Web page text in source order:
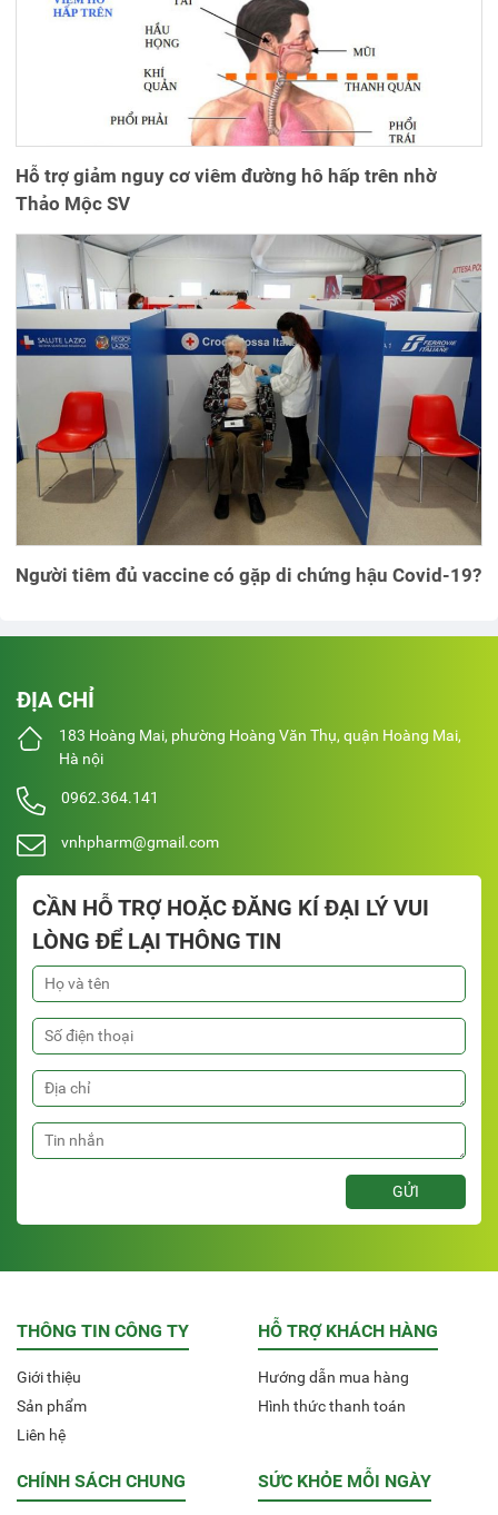
Hỗ trợ giảm nguy cơ viêm đường hô hấp trên nhờ
Thảo Mộc SV
Người tiêm đủ vaccine có gặp di chứng hậu Covid-19?
ĐỊA CHỈ
183 Hoàng Mai, phường Hoàng Văn Thụ, quận Hoàng Mai,
Hà nội
0962.364.141
vnhpharm@gmail.com
CẦN HỖ TRỢ HOẶC ĐĂNG KÍ ĐẠI LÝ VUI
LÒNG ĐỂ LẠI THÔNG TIN
THÔNG TIN CÔNG TY
Giới thiệu
Sản phẩm
Liên hệ
HỖ TRỢ KHÁCH HÀNG
Hướng dẫn mua hàng
Hình thức thanh toán
CHÍNH SÁCH CHUNG SỨC KHỎE MỖI NGÀY